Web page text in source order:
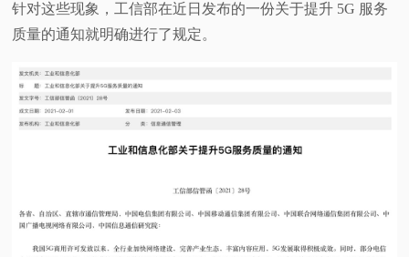
针对这些现象，工信部在近日发布的一份关于提升 5G 服务
质量的通知就明确进行了规定。